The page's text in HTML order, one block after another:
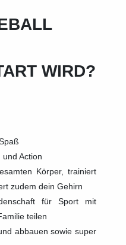
WIRD?
und Action
Körper, trainiert
zudem dein Gehirn
für Sport mit
teilen
abbauen sowie super